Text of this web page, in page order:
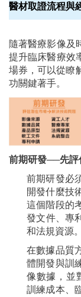
醫材取證流程與
隨著醫療影像及
提升臨床醫療效
場券，可以從瞭
功關鍵著手。
前期研發──先評
前期研發必
開發什麼技
這個階段的
發文件、專
和法規資源。
在數據品質
體開發與訓
像數據，並
訓練成本、